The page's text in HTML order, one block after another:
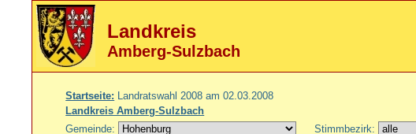
Landkreis
Amberg-Sulzbach
Startseite: Landratswahl 2008 am 02.03.2008
Landkreis Amberg-Sulzbach
Gemeinde:
Stimmbezirk: